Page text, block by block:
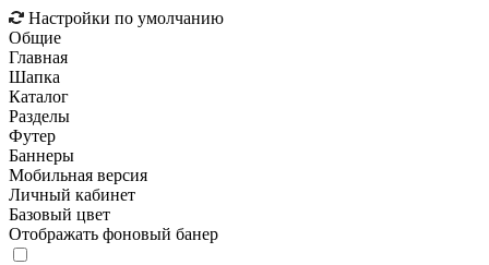
Настройки по умолчанию
Общие
Главная
Шапка
Каталог
Разделы
Футер
Баннеры
Мобильная версия
Личный кабинет
Базовый цвет
Отображать фоновый банер